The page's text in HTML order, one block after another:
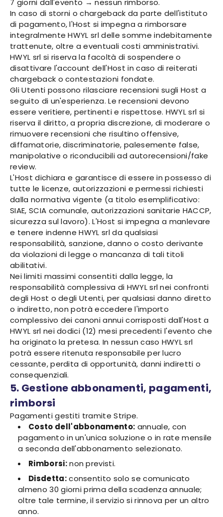
7 giorni dall'evento → nessun rimborso.
In caso di storni o chargeback da parte dell'istituto
di pagamento, l'Host si impegna a rimborsare
integralmente HWYL srl delle somme indebitamente
trattenute, oltre a eventuali costi amministrativi.
HWYL srl si riserva la facoltà di sospendere o
disattivare l'account dell'Host in caso di reiterati
chargeback o contestazioni fondate.
Gli Utenti possono rilasciare recensioni sugli Host a
seguito di un'esperienza. Le recensioni devono
essere veritiere, pertinenti e rispettose. HWYL srl si
riserva il diritto, a propria discrezione, di moderare o
rimuovere recensioni che risultino offensive,
diffamatorie, discriminatorie, palesemente false,
manipolative o riconducibili ad autorecensioni/fake
review.
L'Host dichiara e garantisce di essere in possesso di
tutte le licenze, autorizzazioni e permessi richiesti
dalla normativa vigente (a titolo esemplificativo:
SIAE, SCIA comunale, autorizzazioni sanitarie HACCP,
sicurezza sul lavoro). L'Host si impegna a manlevare
e tenere indenne HWYL srl da qualsiasi
responsabilità, sanzione, danno o costo derivante
da violazioni di legge o mancanza di tali titoli
abilitativi.
Nei limiti massimi consentiti dalla legge, la
responsabilità complessiva di HWYL srl nei confronti
degli Host o degli Utenti, per qualsiasi danno diretto
o indiretto, non potrà eccedere l'importo
complessivo dei canoni annui corrisposti dall'Host a
HWYL srl nei dodici (12) mesi precedenti l'evento che
ha originato la pretesa. In nessun caso HWYL srl
potrà essere ritenuta responsabile per lucro
cessante, perdita di opportunità, danni indiretti o
consequenziali.
5. Gestione abbonamenti, pagamenti,
rimborsi
Pagamenti gestiti tramite Stripe.
Costo dell'abbonamento: annuale, con
pagamento in un'unica soluzione o in rate mensile
a seconda dell'abbonamento selezionato.
Rimborsi:non previsti.
Disdetta:consentito solo se comunicato
almeno 30 giorni prima della scadenza annuale;
oltre tale termine, il servizio si rinnova per un altro
anno.